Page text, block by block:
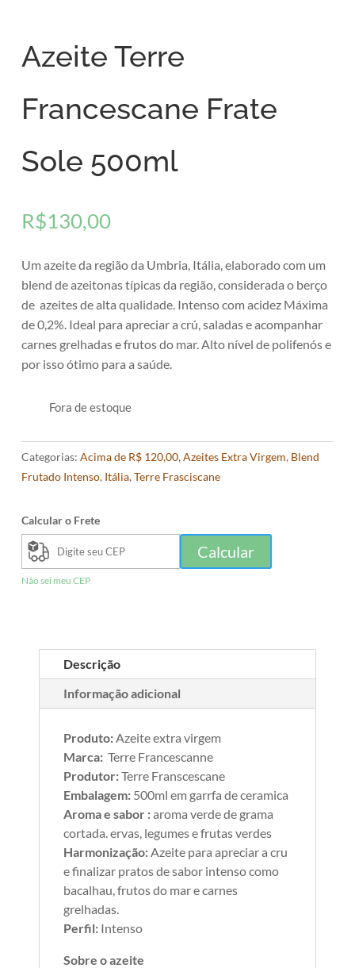
Azeite Terre
Francescane Frate
Sole 500ml
R$130,00
Um azeite da região da Umbria, Itália, elaborado com um
blend de azeitonas típicas da região, considerada o berço
de azeites de alta qualidade. Intenso com acidez Máxima
de 0,2%. Ideal para apreciar a crú, saladas e acompanhar
carnes grelhadas e frutos do mar. Alto nível de polifenós e
por isso ótimo para a saúde.
Fora de estoque
Categorias: Acima de R$ 120,00, Azeites Extra Virgem, Blend
Frutado Intenso, Itália, Terre Frasciscane
Calcular o Frete
Calcular
Não sei meu CEP
Descrição
Informação adicional
Produto: Azeite extra virgem
Marca:Terre Francescanne
Produtor:Terre Franscescane
Embalagem:500ml em garrfa de ceramica
Aroma e sabor :aroma verde de grama
cortada. ervas, legumes e frutas verdes
Harmonização: Azeite para apreciar a cru
e finalizar pratos de sabor intenso como
bacalhau, frutos do mar e carnes
grelhadas.
Perfil:Intenso
Sobre o azeite